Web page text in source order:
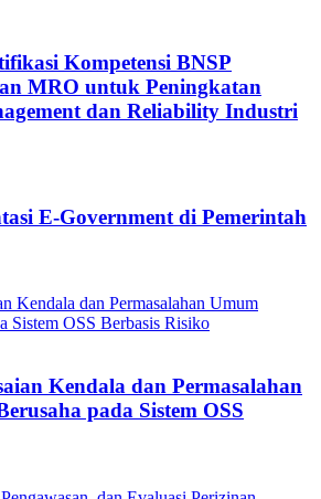
Kompetensi BNSP
MRO untuk Peningkatan
dan Reliability Industri
E-Government di Pemerintah
Kendala dan Permasalahan
pada Sistem OSS